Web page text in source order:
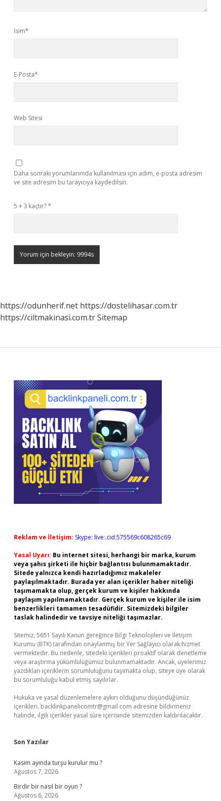
İsim*
E-Posta*
Web Sitesi
Daha sonraki yorumlarımda kullanılması için adım, e-posta adresim
ve site adresim bu tarayıcıya kaydedilsin.
5 + 3 kaçtır?*
https://odunherif.net https://dostelihasar.com.tr
https://ciltmakinasi.com.trSitemap
Sidebar
Reklam ve İletişim: Skype: live:.cid.575569c608265c69
Yasal Uyarı: Bu internet sitesi, herhangi bir marka, kurum
veya şahıs şirketi ile hiçbir bağlantısı bulunmamaktadır.
Sitede yalnızca kendi hazırladığımız makaleler
paylaşılmaktadır. Burada yer alan içerikler haber niteliği
taşımamakta olup, gerçek kurum ve kişiler hakkında
paylaşım yapılmamaktadır. Gerçek kurum ve kişiler ile isim
benzerlikleri tamamen tesadüfidir. Sitemizdeki bilgiler
taslak halindedir ve tavsiye niteliği taşımazlar.
Sitemiz, 5651 Sayılı Kanun gereğince Bilgi Teknolojileri ve İletişim
Kurumu (BTK) tarafından onaylanmış bir Yer Sağlayıcı olarak hizmet
vermektedir. Bu nedenle, sitedeki içerikleri proaktif olarak denetleme
veya araştırma yükümlülüğümüz bulunmamaktadır. Ancak, üyelerimiz
yazdıkları içeriklerin sorumluluğunu taşımakta olup, siteye üye olarak
bu sorumluluğu kabul etmiş sayılırlar.
Hukuka ve yasal düzenlemelere aykırı olduğunu düşündüğünüz
içerikleri, backlinkpanelicomtr@gmail.com adresine bildirmeniz
halinde, ilgili içerikler yasal süre içerisinde sitemizden kaldırılacaktır.
Son Yazılar
Kasim ayında turşu kurulur mu ?
Ağustos 7, 2026
Birdir bir nasıl bir oyun ?
Ağustos 6, 2026